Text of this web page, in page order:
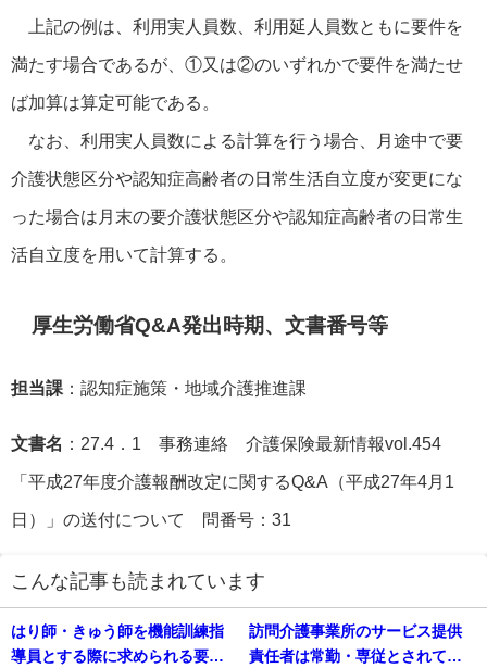
上記の例は、利用実人員数、利用延人員数ともに要件を
満たす場合であるが、①又は②のいずれかで要件を満たせ
ば加算は算定可能である。
なお、利用実人員数による計算を行う場合、月途中で要
介護状態区分や認知症高齢者の日常生活自立度が変更にな
った場合は月末の要介護状態区分や認知症高齢者の日常生
活自立度を用いて計算する。
厚生労働省Q&A発出時期、文書番号等
担当課 ：認知症施策・地域介護推進課
文書名 ：27.4．1 事務連絡 介護保険最新情報vol.454
「平成27年度介護報酬改定に関するQ&A（平成27年4月1
日）」の送付について 問番号：31
こんな記事も読まれています
はり師・きゅう師を機能訓練指
導員とする際に求められる要件
訪問介護事業所のサービス提供
責任者は常勤・専従とされてい